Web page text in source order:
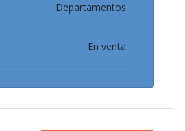
Departamentos
En venta